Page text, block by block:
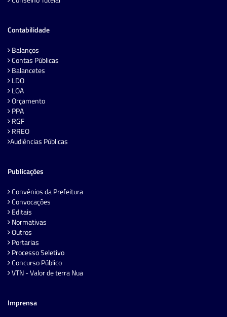
Contabilidade
Balanços
Contas Públicas
Balancetes
LDO
LOA
Orçamento
PPA
RGF
RREO
Audiências Públicas
Publicações
Convênios da Prefeitura
Convocações
Editais
Normativas
Outros
Portarias
Processo Seletivo
Concurso Público
VTN - Valor de terra Nua
Imprensa